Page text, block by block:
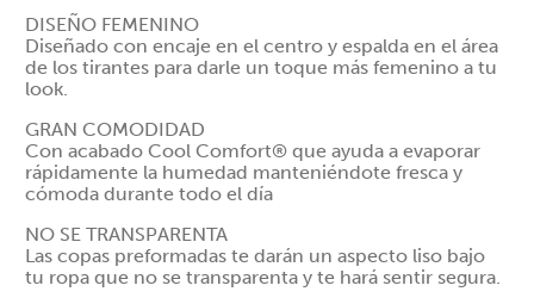
DISEÑO FEMENINO
Diseñado con encaje en el centro y espalda en el área
de los tirantes para darle un toque más femenino a tu
look.
GRAN COMODIDAD
Con acabado Cool Comfort® que ayuda a evaporar
rápidamente la humedad manteniéndote fresca y
cómoda durante todo el día
NO SE TRANSPARENTA
Las copas preformadas te darán un aspecto liso bajo
tu ropa que no se transparenta y te hará sentir segura.